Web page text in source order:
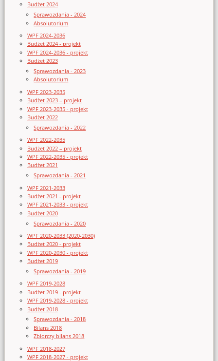
Budżet 2024
Sprawozdania - 2024
Absolutorium
WPF 2024-2036
Budżet 2024 - projekt
WPF 2024-2036 - projekt
Budżet 2023
Sprawozdania - 2023
Absolutorium
WPF 2023-2035
Budżet 2023 – projekt
WPF 2023-2035 - projekt
Budżet 2022
Sprawozdania - 2022
WPF 2022-2035
Budżet 2022 – projekt
WPF 2022-2035 - projekt
Budżet 2021
Sprawozdania - 2021
WPF 2021-2033
Budżet 2021 - projekt
WPF 2021-2033 - projekt
Budżet 2020
Sprawozdania - 2020
WPF 2020-2033 (2020-2030)
Budżet 2020 - projekt
WPF 2020-2030 - projekt
Budżet 2019
Sprawozdania - 2019
WPF 2019-2028
Budżet 2019 - projekt
WPF 2019-2028 - projekt
Budżet 2018
Sprawozdania - 2018
Bilans 2018
Zbiorczy bilans 2018
WPF 2018-2027
WPF 2018-2027 - projekt